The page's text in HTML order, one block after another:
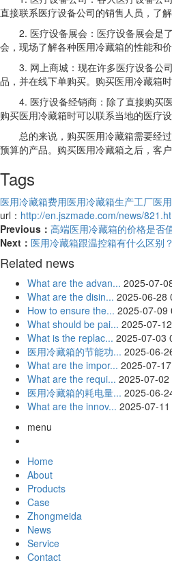
直接联系医疗设备公司的销售人员，了
2. 医疗设备展会：医疗设备展会是
会，现场了解各种医用冷藏箱的性能和
3. 网上商城：现在许多医疗设备公
品，并在线下单购买。购买医用冷藏箱
4. 医疗设备经销商：除了直接购买
购买医用冷藏箱时可以联系当地的医疗
总的来说，购买医用冷藏箱需要经
预算的产品。购买医用冷藏箱之后，客
Tags
医用冷藏箱费用医用冷藏箱生产工厂医
url： http://en.jszmade.com/news/
Previous： 高端医用冷藏箱的价格是否
Next： 医用冷藏箱跟温控箱有什么区别？
Related news
What are the advan... 2025-07-
What are the disin... 2025-06-28
How to ensure the... 2025-07-09
What should be pai... 2025-07-
What is the replac... 2025-07-03
医用冷藏箱的节能功... 2025-06-
What are the impor... 2025-07-
What are the requi... 2025-07-
医用冷藏箱的耗电量... 2025-06-
What are the innov... 2025-07-
menu
Home
About
Products
Case
Zhongmeida
News
Service
Contact